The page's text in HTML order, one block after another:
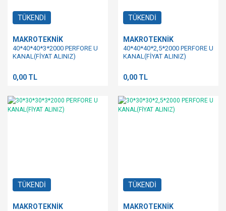
TÜKENDİ
MAKROTEKNİK
40*40*40*3*2000 PERFORE U
KANAL(FİYAT ALINIZ)
0,00 TL
TÜKENDİ
MAKROTEKNİK
40*40*40*2,5*2000 PERFORE U
KANAL(FİYAT ALINIZ)
0,00 TL
TÜKENDİ
MAKROTEKNİK
TÜKENDİ
MAKROTEKNİK